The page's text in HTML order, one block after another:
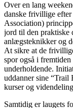
Over en lang
danske frivillige
Association)
jord til den praktiske
anlægsteknikker og
At sikre at de
spor også i
underholdende.
uddanner sine “Trail
kurser og
Samtidig er laugets